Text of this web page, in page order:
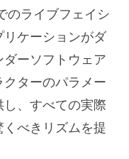
のライブフェイシ
ケーションがダ
ーソフトウェア
ターのパラメー
、すべての実際
べきリズムを提